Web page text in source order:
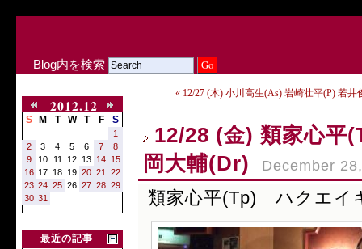
Blog内を検索
2012.12
S M T W T F S
1
2
3 4 5 6 7
8
9
10 11 12 13 14 15
16 17 18 19 20 21
22
23 24 25 26 27 28 29
30 31
最近の記事
« 12/27 (木) 小川高生(As) 岩崎壮平(P) 若井
12/28 (金) 類家心平
岡大輔(Dr)
December
類家心平(Tp) ハクエ